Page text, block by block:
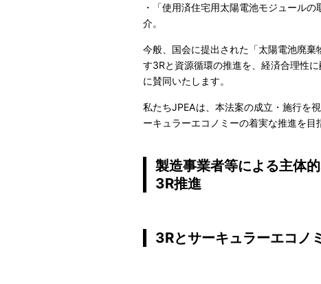
・「使用済住宅用太陽電池モジュール
介。
今般、国会に提出された「太陽電池廃
す3Rと資源循環の推進を、経済合理性
に賛同いたします。
私たちJPEAは、本法案の成立・施行を
ーキュラーエコノミーの着実な推進を目
製造事業者等による主体
3R推進
3Rとサーキュラーエコノ